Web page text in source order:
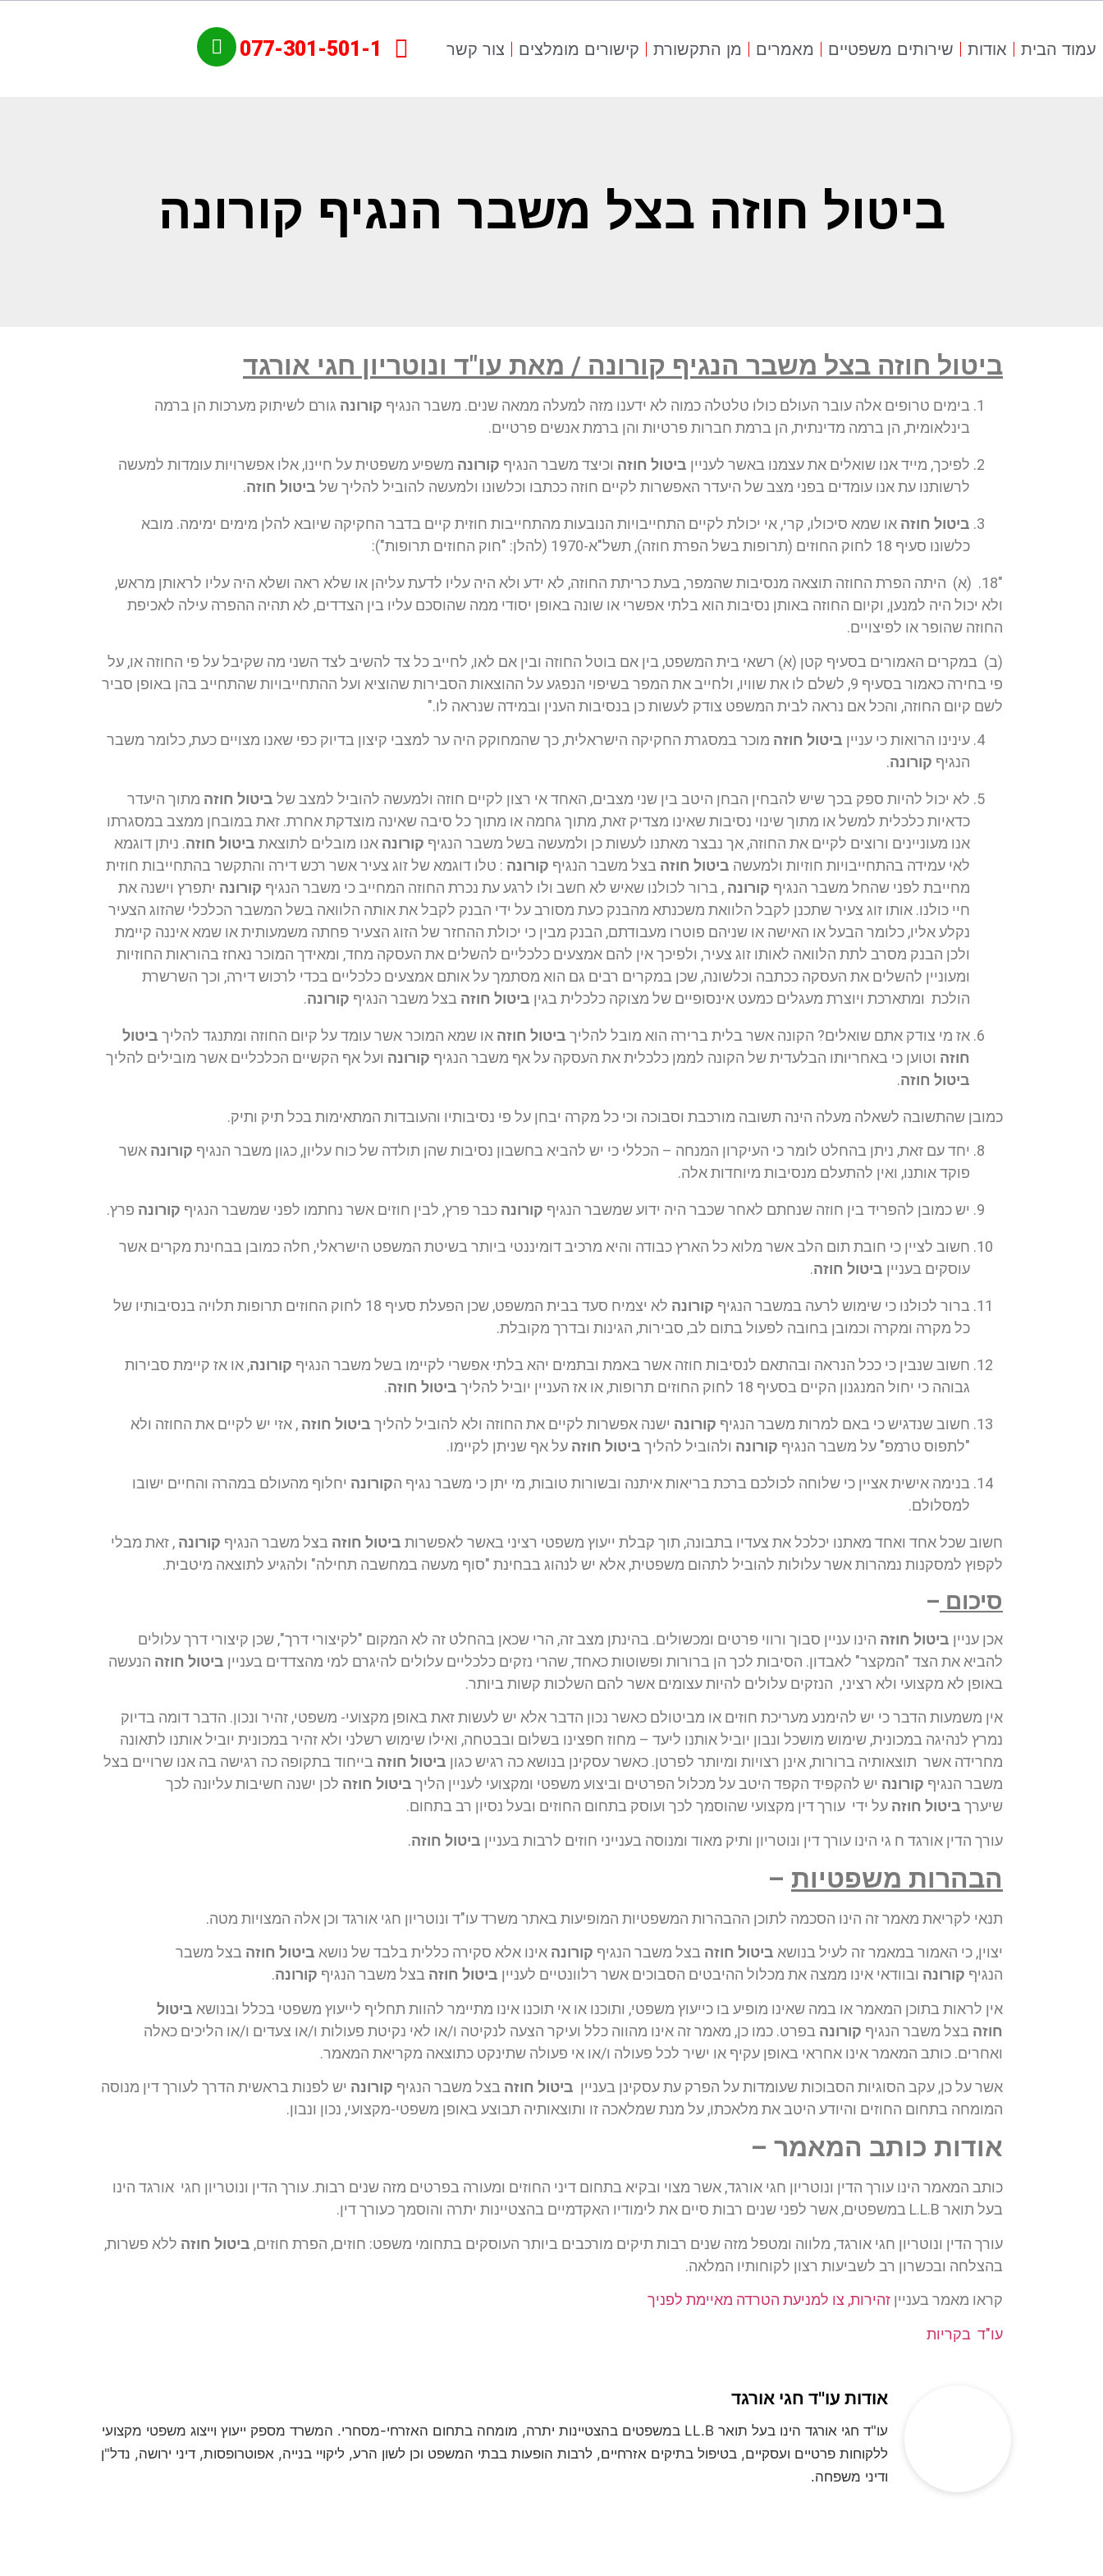
עמוד הבית אודות שירותים משפטיים מאמרים מן התקשורת קישורים מומלצים צור קשר 077-301-501-1
ביטול חוזה בצל משבר הנגיף קורונה
ביטול חוזה בצל משבר הנגיף קורונה / מאת עו"ד ונוטריון חגי אורגד
בימים טרופים אלה עובר העולם כולו טלטלה כמוה לא ידענו מזה למעלה ממאה שנים. משבר הנגיף קורונה גורם לשיתוק מערכות הן ברמה
בינלאומית, הן ברמה מדינתית, הן ברמת חברות פרטיות והן ברמת אנשים פרטיים.
לפיכך, מייד אנו שואלים את עצמנו באשר לעניין ביטול חוזה וכיצד משבר הנגיף קורונה משפיע משפטית על חיינו, אלו אפשרויות עומדות למעשה
לרשותנו עת אנו עומדים בפני מצב של היעדר האפשרות לקיים חוזה ככתבו וכלשונו ולמעשה להוביל להליך של ביטול חוזה.
ביטול חוזה או שמא סיכולו, קרי, אי יכולת לקיים התחייבויות הנובעות מהתחייבות חוזית קיים בדבר החקיקה שיובא להלן מימים ימימה. מובא
כלשונו סעיף 18 לחוק החוזים (תרופות בשל הפרת חוזה), תשל"א-1970 (להלן: "חוק החוזים תרופות"):
"18. (א) היתה הפרת החוזה תוצאה מנסיבות שהמפר, בעת כריתת החוזה, לא ידע ולא היה עליו לדעת עליהן או שלא ראה ושלא היה עליו לראותן מראש,
ולא יכול היה למנען, וקיום החוזה באותן נסיבות הוא בלתי אפשרי או שונה באופן יסודי ממה שהוסכם עליו בין הצדדים, לא תהיה ההפרה עילה לאכיפת
החוזה שהופר או לפיצויים.
(ב) במקרים האמורים בסעיף קטן (א) רשאי בית המשפט, בין אם בוטל החוזה ובין אם לאו, לחייב כל צד להשיב לצד השני מה שקיבל על פי החוזה או, על
פי בחירה כאמור בסעיף 9, לשלם לו את שוויו, ולחייב את המפר בשיפוי הנפגע על ההוצאות הסבירות שהוציא ועל ההתחייבויות שהתחייב בהן באופן סביר
לשם קיום החוזה, והכל אם נראה לבית המשפט צודק לעשות כן בנסיבות הענין ובמידה שנראה לו."
עינינו הרואות כי עניין ביטול חוזה מוכר במסגרת החקיקה הישראלית, כך שהמחוקק היה ער למצבי קיצון בדיוק כפי שאנו מצויים כעת, כלומר משבר
הנגיף קורונה.
לא יכול להיות ספק בכך שיש להבחין הבחן היטב בין שני מצבים, האחד אי רצון לקיים חוזה ולמעשה להוביל למצב של ביטול חוזה מתוך היעדר
כדאיות כלכלית למשל או מתוך שינוי נסיבות שאינו מצדיק זאת, מתוך גחמה או מתוך כל סיבה שאינה מוצדקת אחרת. זאת במובחן ממצב במסגרתו
אנו מעוניינים ורוצים לקיים את החוזה, אך נבצר מאתנו לעשות כן ולמעשה בשל משבר הנגיף קורונה אנו מובלים לתוצאת ביטול חוזה. ניתן דוגמא
לאי עמידה בהתחייבויות חוזיות ולמעשה ביטול חוזה בצל משבר הנגיף קורונה : טלו דוגמא של זוג צעיר אשר רכש דירה והתקשר בהתחייבות חוזית
מחייבת לפני שהחל משבר הנגיף קורונה , ברור לכולנו שאיש לא חשב ולו לרגע עת נכרת החוזה המחייב כי משבר הנגיף קורונה יתפרץ וישנה את
חיי כולנו. אותו זוג צעיר שתכנן לקבל הלוואת משכנתא מהבנק כעת מסורב על ידי הבנק לקבל את אותה הלוואה בשל המשבר הכלכלי שהזוג הצעיר
נקלע אליו, כלומר הבעל או האישה או שניהם פוטרו מעבודתם, הבנק מבין כי יכולת ההחזר של הזוג הצעיר פחתה משמעותית או שמא איננה קיימת
ולכן הבנק מסרב לתת הלוואה לאותו זוג צעיר, ולפיכך אין להם אמצעים כלכליים להשלים את העסקה מחד, ומאידך המוכר נאחז בהוראות החוזיות
ומעוניין להשלים את העסקה ככתבה וכלשונה, שכן במקרים רבים גם הוא מסתמך על אותם אמצעים כלכליים בכדי לרכוש דירה, וכך השרשרת
הולכת ומתארכת ויוצרת מעגלים כמעט אינסופיים של מצוקה כלכלית בגין ביטול חוזה בצל משבר הנגיף קורונה.
אז מי צודק אתם שואלים? הקונה אשר בלית ברירה הוא מובל להליך ביטול חוזה או שמא המוכר אשר עומד על קיום החוזה ומתנגד להליך ביטול
חוזה וטוען כי באחריותו הבלעדית של הקונה לממן כלכלית את העסקה על אף משבר הנגיף קורונה ועל אף הקשיים הכלכליים אשר מובילים להליך
ביטול חוזה.
כמובן שהתשובה לשאלה מעלה הינה תשובה מורכבת וסבוכה וכי כל מקרה יבחן על פי נסיבותיו והעובדות המתאימות בכל תיק ותיק.
יחד עם זאת, ניתן בהחלט לומר כי העיקרון המנחה – הכללי כי יש להביא בחשבון נסיבות שהן תולדה של כוח עליון, כגון משבר הנגיף קורונה אשר
פוקד אותנו, ואין להתעלם מנסיבות מיוחדות אלה.
יש כמובן להפריד בין חוזה שנחתם לאחר שכבר היה ידוע שמשבר הנגיף קורונה כבר פרץ, לבין חוזים אשר נחתמו לפני שמשבר הנגיף קורונה פרץ.
חשוב לציין כי חובת תום הלב אשר מלוא כל הארץ כבודה והיא מרכיב דומיננטי ביותר בשיטת המשפט הישראלי, חלה כמובן בבחינת מקרים אשר
עוסקים בעניין ביטול חוזה.
ברור לכולנו כי שימוש לרעה במשבר הנגיף קורונה
לא יצמיח סעד בבית המשפט, שכן הפעלת סעיף 18 לחוק החוזים תרופות תלויה בנסיבותיו של
כל מקרה ומקרה וכמובן בחובה לפעול בתום לב, סבירות, הגינות ובדרך מקובלת.
חשוב שנבין כי ככל הנראה ובהתאם לנסיבות חוזה אשר באמת ובתמים יהא בלתי אפשרי לקיימו בשל משבר הנגיף קורונה, או אז קיימת סבירות
גבוהה כי יחול המנגנון הקיים בסעיף 18 לחוק החוזים תרופות, או אז העניין יוביל להליך
ביטול חוזה.
חשוב שנדגיש כי באם למרות משבר הנגיף קורונה ישנה אפשרות לקיים את החוזה ולא להוביל להליך ביטול חוזה , אזי יש לקיים את החוזה ולא
"לתפוס טרמפ" על משבר הנגיף קורונה ולהוביל להליך ביטול חוזה על אף שניתן לקיימו.
בנימה אישית אציין כי שלוחה לכולכם ברכת בריאות איתנה ובשורות טובות, מי יתן כי משבר נגיף הקורונה יחלוף מהעולם במהרה והחיים ישובו
למסלולם.
חשוב שכל אחד ואחד מאתנו יכלכל את צעדיו בתבונה, תוך קבלת ייעוץ משפטי רציני באשר לאפשרות ביטול חוזה בצל משבר הנגיף קורונה , זאת מבלי
לקפוץ למסקנות נמהרות אשר עלולות להוביל לתהום משפטית, אלא יש לנהוג בבחינת "סוף מעשה במחשבה תחילה" ולהגיע לתוצאה מיטבית.
סיכום –
אכן עניין ביטול חוזה הינו עניין סבוך ורווי פרטים ומכשולים. בהינתן מצב זה, הרי שכאן בהחלט זה לא המקום "לקיצורי דרך", שכן קיצורי דרך עלולים
להביא את הצד "המקצר" לאבדון. הסיבות לכך הן ברורות ופשוטות כאחד, שהרי נזקים כלכליים עלולים להיגרם למי מהצדדים בעניין ביטול חוזה הנעשה
באופן לא מקצועי ולא רציני, הנזקים עלולים להיות עצומים אשר להם השלכות קשות ביותר.
אין משמעות הדבר כי יש להימנע מעריכת חוזים או מביטולם כאשר נכון הדבר אלא יש לעשות זאת באופן מקצועי- משפטי, זהיר ונכון. הדבר דומה בדיוק
נמרץ לנהיגה במכונית, שימוש מושכל ונבון יוביל אותנו ליעד – מחוז חפצינו בשלום ובבטחה, ואילו שימוש רשלני ולא זהיר במכונית יוביל אותנו לתאונה
מחרידה אשר תוצאותיה ברורות, אינן רצויות ומיותר לפרטן. כאשר עסקינן בנושא כה רגיש כגון ביטול חוזה בייחוד בתקופה כה רגישה בה אנו שרויים בצל
משבר הנגיף קורונה יש להקפיד הקפד היטב על מכלול הפרטים וביצוע משפטי ומקצועי לעניין הליך ביטול חוזה לכן ישנה חשיבות עליונה לכך
שיערך ביטול חוזה על ידי עורך דין מקצועי שהוסמך לכך ועוסק בתחום החוזים ובעל נסיון רב בתחום.
עורך הדין אורגד ח גי הינו עורך דין ונוטריון ותיק מאוד ומנוסה בענייני חוזים לרבות בעניין ביטול חוזה.
הבהרות משפטיות –
תנאי לקריאת מאמר זה הינו הסכמה לתוכן ההבהרות המשפטיות המופיעות באתר משרד עו"ד ונוטריון חגי אורגד וכן אלה המצויות מטה.
יצוין, כי האמור במאמר זה לעיל בנושא ביטול חוזה בצל משבר הנגיף קורונה אינו אלא סקירה כללית בלבד של נושא ביטול חוזה בצל משבר
הנגיף קורונה ובוודאי אינו ממצה את מכלול ההיבטים הסבוכים אשר רלוונטיים לעניין ביטול חוזה בצל משבר הנגיף קורונה.
אין לראות בתוכן המאמר או במה שאינו מופיע בו כייעוץ משפטי, ותוכנו או אי תוכנו אינו מתיימר להוות תחליף לייעוץ משפטי בכלל ובנושא ביטול
חוזה בצל משבר הנגיף קורונה בפרט. כמו כן, מאמר זה אינו מהווה כלל ועיקר הצעה לנקיטה ו/או לאי נקיטת פעולות ו/או צעדים ו/או הליכים כאלה
ואחרים. כותב המאמר אינו אחראי באופן עקיף או ישיר לכל פעולה ו/או אי פעולה שתינקט כתוצאה מקריאת המאמר.
אשר על כן, עקב הסוגיות הסבוכות שעומדות על הפרק עת עסקינן בעניין ביטול חוזה בצל משבר הנגיף קורונה יש לפנות בראשית הדרך לעורך דין מנוסה
המומחה בתחום החוזים והיודע היטב את מלאכתו, על מנת שמלאכה זו ותוצאותיה תבוצע באופן משפטי-מקצועי, נכון ונבון.
אודות כותב המאמר –
כותב המאמר הינו עורך הדין ונוטריון חגי אורגד, אשר מצוי ובקיא בתחום דיני החוזים ומעורה בפרטים מזה שנים רבות. עורך הדין ונוטריון חגי אורגד הינו
בעל תואר L.L.B במשפטים, אשר לפני שנים רבות סיים את לימודיו האקדמיים בהצטיינות יתרה והוסמך כעורך דין.
עורך הדין ונוטריון חגי אורגד, מלווה ומטפל מזה שנים רבות תיקים מורכבים ביותר העוסקים בתחומי משפט: חוזים, הפרת חוזים, ביטול חוזה ללא פשרות,
בהצלחה ובכשרון רב לשביעות רצון לקוחותיו המלאה.
קראו מאמר בעניין זהירות, צו למניעת הטרדה מאיימת לפניך
עו"ד בקריות
אודות עו"ד חגי אורגד
עו"ד חגי אורגד הינו בעל תואר LL.B במשפטים בהצטיינות יתרה, מומחה בתחום האזרחי-מסחרי. המשרד מספק ייעוץ וייצוג משפטי מקצועי
ללקוחות פרטיים ועסקיים, בטיפול בתיקים אזרחיים, לרבות הופעות בבתי המשפט וכן לשון הרע, ליקויי בנייה, אפוטרופסות, דיני ירושה, נדל"ן
ודיני משפחה.